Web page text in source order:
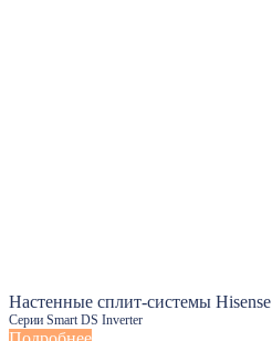
Настенные сплит-системы Hisense
Серии Smart DS Inverter